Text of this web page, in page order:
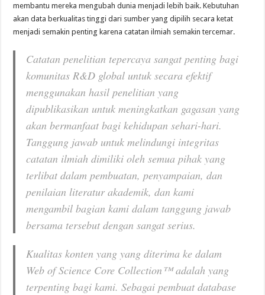
membantu mereka mengubah dunia menjadi lebih baik. Kebutuhan
akan data berkualitas tinggi dari sumber yang dipilih secara ketat
menjadi semakin penting karena catatan ilmiah semakin tercemar.
Catatan penelitian tepercaya sangat penting bagi
komunitas R&D global untuk secara efektif
menggunakan hasil penelitian yang
dipublikasikan untuk meningkatkan gagasan yang
akan bermanfaat bagi kehidupan sehari-hari.
Tanggung jawab untuk melindungi integritas
catatan ilmiah dimiliki oleh semua pihak yang
terlibat dalam pembuatan, penyampaian, dan
penilaian literatur akademik, dan kami
mengambil bagian kami dalam tanggung jawab
bersama tersebut dengan sangat serius.
Kualitas konten yang yang diterima ke dalam
Web of Science Core Collection™ adalah yang
terpenting bagi kami. Sebagai pembuat database